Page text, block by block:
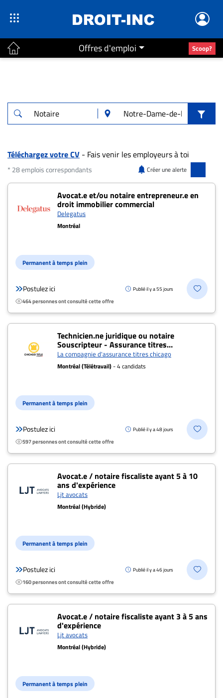
Offres d'emploi Scoop?
En
Continu
Bureaux
Conseillers
Juridiques
Carrière
ET
EMPLOIS
AVOCATS
ET
Offres
Continue
Métiers
Scoop?
CABINETS
ET
Espace
Publier
un
emploi
Publicité
Solutions de
recrutements
TROUVEZ-
joindre
Téléchargez votre CV - Fais venir les employeurs à toi
* 28 emplois correspondants Créer une alerte
28 offres pour "Notaire" à Notre-Dame-
Avocat.e et/ou notaire entrepreneur.e en
droit immobilier commercial
Delegatus
Montréal
Permanent à temps plein
Postulez ici Publié il y a 55 jours
464 personnes ont consulté cette offre
Technicien.ne juridique ou notaire
Souscripteur - Assurance titres
résidentielle
La compagnie d'assurance titres chicago
Montréal (Télétravail)- 4 candidats
Permanent à temps plein
Postulez ici Publié il y a 48 jours
597 personnes ont consulté cette offre
Avocat.e / notaire fiscaliste ayant 5 à 10
ans d'expérience
Ljt avocats
Montréal (Hybride)
Permanent à temps plein
Postulez ici Publié il y a 46 jours
160 personnes ont consulté cette offre
Avocat.e / notaire fiscaliste ayant 3 à 5 ans
d'expérience
Ljt avocats
Montréal (Hybride)
Permanent à temps plein